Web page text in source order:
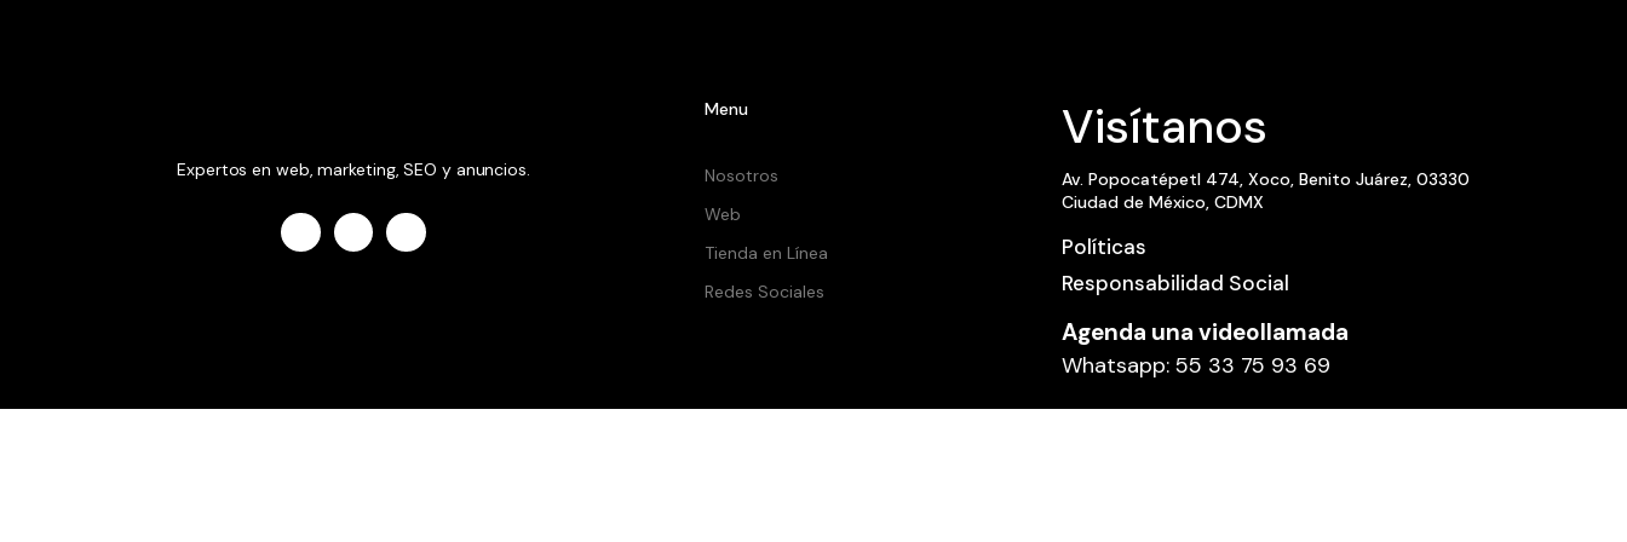
Expertos en web, marketing, SEO y anuncios.
Menu
Nosotros
Web
Tienda en Línea
Redes Sociales
Visítanos
Av. Popocatépetl 474, Xoco, Benito Juárez, 03330
Ciudad de México, CDMX
Políticas
Responsabilidad Social
Agenda una videollamada
Whatsapp: 55 33 75 93 69